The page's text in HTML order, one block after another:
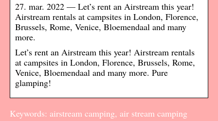
27. mar. 2022 — Let’s rent an Airstream this year!
Airstream rentals at campsites in London, Florence,
Brussels, Rome, Venice, Bloemendaal and many
more.
Let’s rent an Airstream this year! Airstream rentals
at campsites in London, Florence, Brussels, Rome,
Venice, Bloemendaal and many more. Pure
glamping!
Keywords: airstream camping, air stream camping